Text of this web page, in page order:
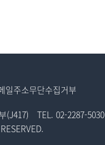
일주소무단수집거부
(J417)
TEL. 02-2287-5030